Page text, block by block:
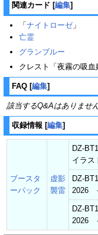
関連カード [編集]
「 ナイトローゼ 」
亡霊
グランブルー
クレスト「夜霧の吸血
FAQ [編集]
該当するQ&Aはありませ
収録情報 [編集]
ブースタ
ーパック
虚影
襲雷
DZ-
イラス
DZ-
2026
DZ-
2026